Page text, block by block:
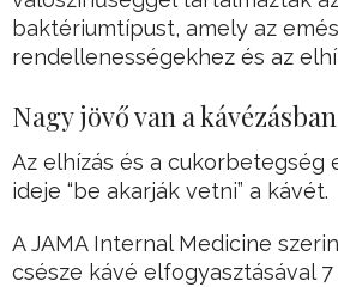
baktériumtípust, amely az
rendellenességekhez és az
Nagy jövő van a kávézásban
Az elhízás és a cukorbetegség
ideje “be akarják vetni” a kávét.
A JAMA Internal Medicine
csésze kávé elfogyasztásával